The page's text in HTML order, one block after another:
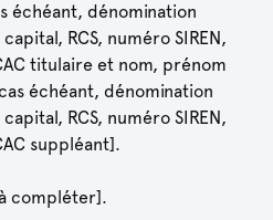
échéant, dénomination
RCS, numéro SIREN,
titulaire et nom, prénom
échéant, dénomination
RCS, numéro SIREN,
suppléant].
compléter].